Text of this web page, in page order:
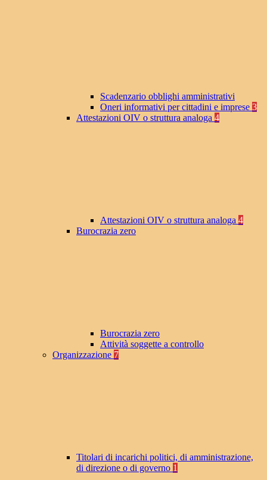
Scadenzario obblighi amministrativi
Oneri informativi per cittadini e imprese 3
Attestazioni OIV o struttura analoga 4
Attestazioni OIV o struttura analoga 4
Burocrazia zero
Burocrazia zero
Attività soggette a controllo
Organizzazione 7
Titolari di incarichi politici, di amministrazione,
di direzione o di governo 1